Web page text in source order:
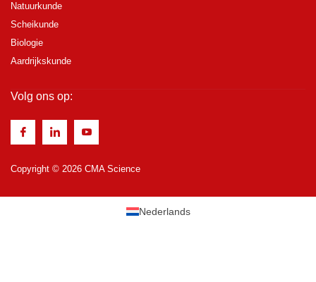
Natuurkunde
Scheikunde
Biologie
Aardrijkskunde
Volg ons op:
Copyright © 2026 CMA Science
Nederlands